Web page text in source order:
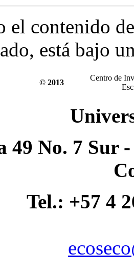
el contenido
está bajo
© 2013
Centro de
49 No. 7 Sur
Tel.: +57 4